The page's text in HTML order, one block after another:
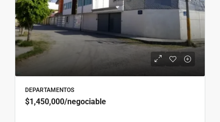
DEPARTAMENTOS
$1,450,000/negociable